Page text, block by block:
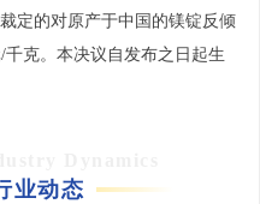
定的对原产于中国的镁锭反倾
克。本决议自发布之日起生
业动态